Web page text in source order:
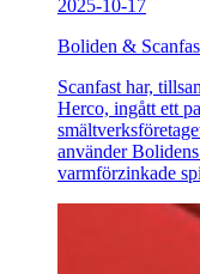
2025-10-17
Boliden &
Scanfast har,
Herco, ingått ett
använder
varmförzinkade